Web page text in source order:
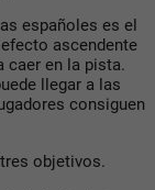
españoles es el
ascendente
caer en la pista.
llegar a las
consiguen
objetivos.